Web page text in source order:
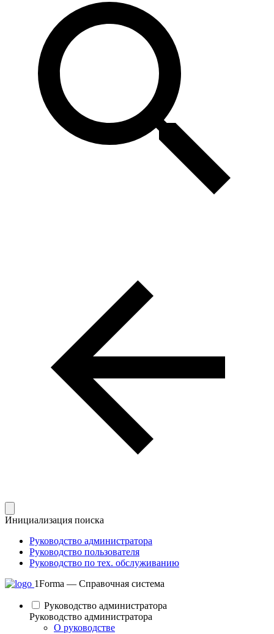
Инициализация поиска
Руководство администратора
Руководство пользователя
Руководство по тех. обслуживанию
1Forma — Справочная система
Руководство администратора
Руководство администратора
О руководстве